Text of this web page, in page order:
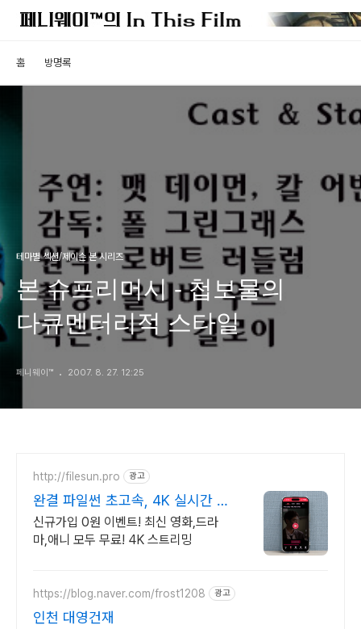
홈 방명록
테마별 섹션/제이슨 본 시리즈
본 슈프리머시 - 첩보물의
다큐멘터리적 스타일
페니웨이™ 2007. 8. 27. 12:25
http://filesun.pro 광고
완결 파일썬 초고속, 4K 실시간 보
기!
신규가입 0원 이벤트! 최신 영화,드라
마,애니 모두 무료! 4K 스트리밍
https://blog.naver.com/frost1208 광고
인천 대영건재